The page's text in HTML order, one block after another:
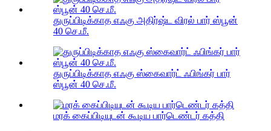
துருப்பிடிக்காத எஃகு அதிர்ஷ்ட விரல் பார் ஸ்பூன்
40 செ.மீ.
துருப்பிடிக்காத எஃகு ஸ்கைவார்ட் ஃபிங்கர் பார்
ஸ்பூன் 40 செ.மீ.
மரக் கைப்பிடியுடன் கூடிய பார்டெண்டர் கத்தி